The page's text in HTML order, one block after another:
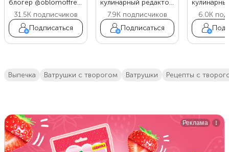
блогер @oblomoffrecipe
31.5K подписчиков
Подписаться
кулинарный редактор Food.ru
7.9K подписчиков
Подписаться
6.0K
выпечка ватрушки с творогом ватрушки Рецепты с